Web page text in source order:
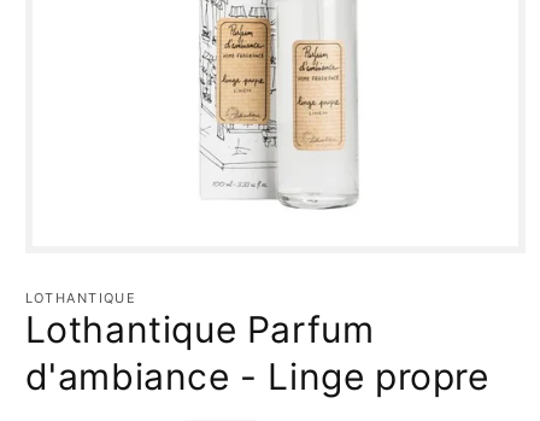
média
1
dans
une
fenêtre
modale
LOTHANTIQUE
Lothantique Parfum
d'ambiance - Linge propre